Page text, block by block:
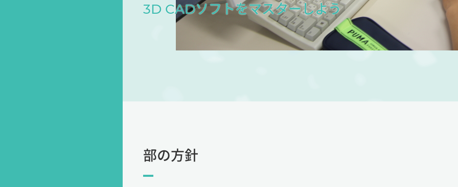
3D CADソフトをマスターしよう
部の方針